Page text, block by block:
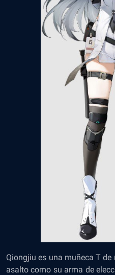
Qiongjiu es una muñeca T de
asalto como su arma de